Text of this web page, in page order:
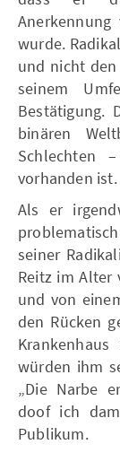
wurde.
und nicht den
seinem
Bestätigung.
binären
Schlechten
vorhanden ist.
Als er
seiner
Reitz im Alter
und von
den Rücken
würden ihm
„Die Narbe
doof ich
Publikum.